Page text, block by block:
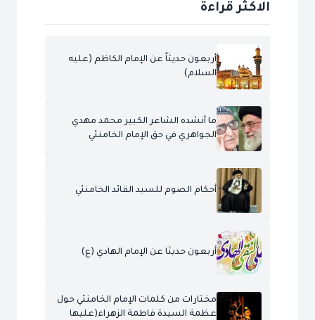
الاكثر قراءة
أربعون حديثاً عن الإمام الكاظم (عليه
السلام)
ما أنشده الشاعر الكبير محمد مهدي
الجواهري في حق الإمام الخامنئي
أحكام الصوم للسيد القائد الخامنئي
أربعون حديثا عن الإمام الهادي (ع)
مختارات من كلمات الإمام الخامنئي حول
عظمة السيدة فاطمة الزهراء(عليها